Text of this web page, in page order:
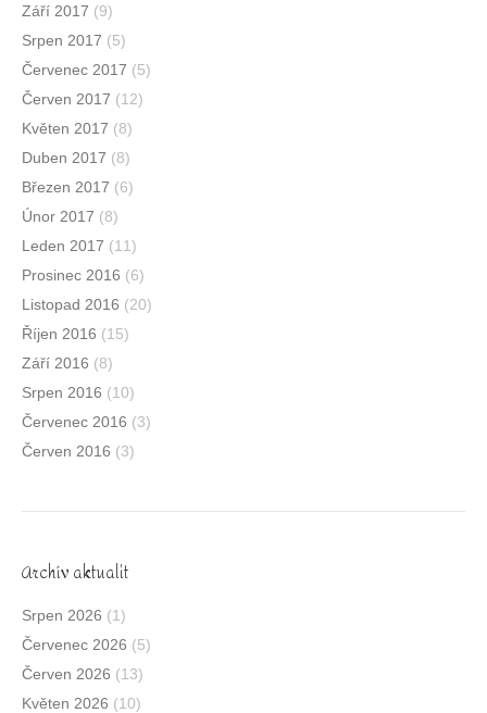
Září 2017 (9)
Srpen 2017 (5)
Červenec 2017 (5)
Červen 2017 (12)
Květen 2017 (8)
Duben 2017 (8)
Březen 2017 (6)
Únor 2017 (8)
Leden 2017 (11)
Prosinec 2016 (6)
Listopad 2016 (20)
Říjen 2016 (15)
Září 2016 (8)
Srpen 2016 (10)
Červenec 2016 (3)
Červen 2016 (3)
Archív aktualit
Srpen 2026 (1)
Červenec 2026 (5)
Červen 2026 (13)
Květen 2026 (10)